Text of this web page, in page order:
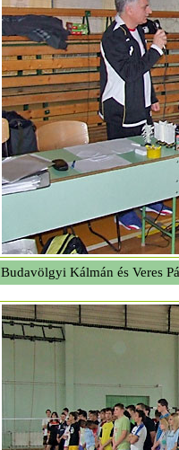
Budavölgyi Kálmán és Veres